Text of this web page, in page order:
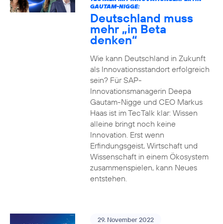
GAUTAM-NIGGE:
Deutschland muss
mehr „in Beta
denken“
Wie kann Deutschland in Zukunft
als Innovationsstandort erfolgreich
sein? Für SAP-
Innovationsmanagerin Deepa
Gautam-Nigge und CEO Markus
Haas ist im TecTalk klar: Wissen
alleine bringt noch keine
Innovation. Erst wenn
Erfindungsgeist, Wirtschaft und
Wissenschaft in einem Ökosystem
zusammenspielen, kann Neues
entstehen.
29. November 2022